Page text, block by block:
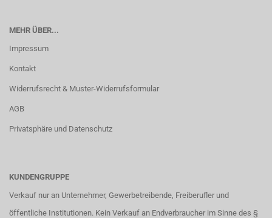
MEHR ÜBER...
Impressum
Kontakt
Widerrufsrecht & Muster-Widerrufsformular
AGB
Privatsphäre und Datenschutz
KUNDENGRUPPE
Verkauf nur an Unternehmer, Gewerbetreibende, Freiberufler und
öffentliche Institutionen. Kein Verkauf an Endverbraucher im Sinne des §